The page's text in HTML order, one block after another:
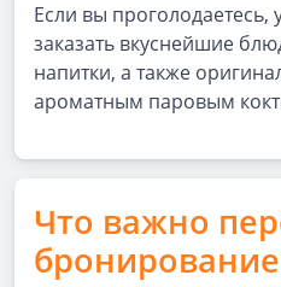
Если вы проголодаетесь,
заказать вкуснейшие
напитки, а также
ароматным паровым
Что важно